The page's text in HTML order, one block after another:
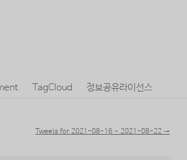
TagCloud 정보공유라이선스
Tweets for 2021-08-16 ~ 2021-08-22 →